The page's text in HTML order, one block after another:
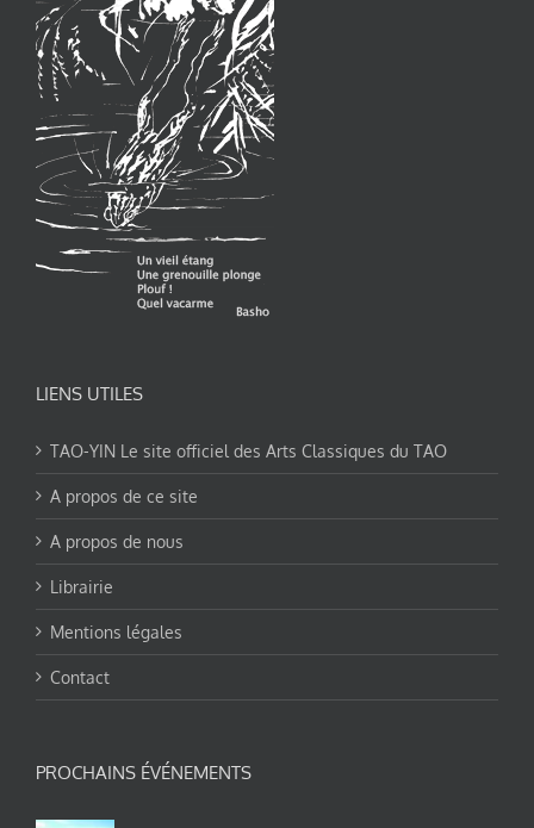
LIENS UTILES
TAO-YIN Le site officiel des Arts Classiques du TAO
A propos de ce site
A propos de nous
Librairie
Mentions légales
Contact
PROCHAINS ÉVÉNEMENTS